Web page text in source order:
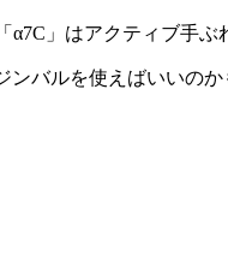
」はアクティブ手
バルを使えばいいの